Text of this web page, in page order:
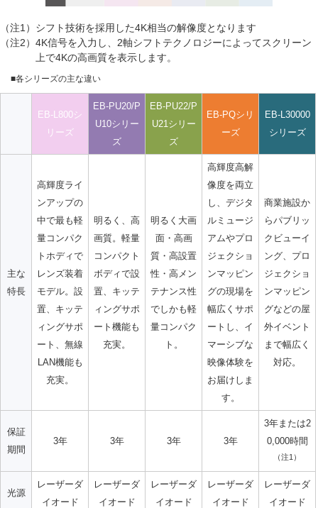
（注1） シフト技術を採用した4K相当の解像度となります
（注2） 4K信号を入力し、2軸シフトテクノロジーによってスクリーン
上で4Kの高画質を表示します。
■各シリーズの主な違い
EB-L800シ
リーズ
EB-PU20/P
U10シリー
ズ
EB-PU22/P
U21シリー
ズ
EB-PQシリ
ーズ
EB-L30000
シリーズ
主な
特長
高輝度ライ
ンアップの
中で最も軽
量コンパク
トホディで
レンズ装着
モデル。 設
置、キッテ
ィングサポ
ート、無線
LAN機能も
充実。
明るく、高
画質。軽量
コンパクト
ボディで設
置、キッテ
ィングサポ
ート機能も
充実。
明るく大画
面・高画
質・高設置
性・高メン
テナンス性
でしかも軽
量コンパク
ト。
高輝度高解
像度を両立
し、デジタ
ルミュージ
アムやプロ
ジェクショ
ンマッピン
グの現場を
幅広くサポ
ートし、イ
マーシブな
映像体験を
お届けしま
す。
商業施設か
らパブリッ
クビューイ
ング、プロ
ジェクショ
ンマッピン
グなどの屋
外イベント
まで幅広く
対応。
保証
期間
3年 3年 3年 3年
3年または2
0,000時間
（注1）
光源
レーザーダ
イオード
レーザーダ
イオード
レーザーダ
イオード
レーザーダ
イオード
レーザーダ
イオード